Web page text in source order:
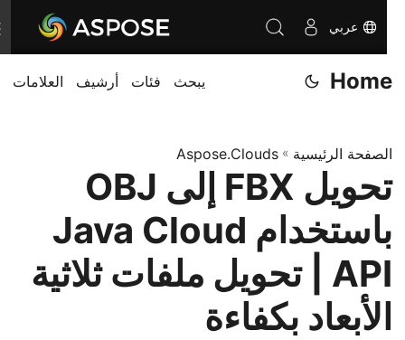
عربي
Home يبحث فئات أرشيف العلامات
الصفحة الرئيسية»
Aspose.Clouds
تحويل FBX إلى OBJ
باستخدام Java Cloud
API | تحويل ملفات ثلاثية
الأبعاد بكفاءة